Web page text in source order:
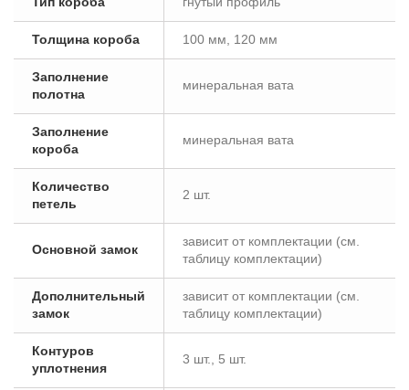
Толщина короба 100 мм, 120 мм
Заполнение
полотна
минеральная вата
Заполнение
короба
минеральная вата
Количество
петель
2 шт.
Основной замок
зависит от комплектации (см.
таблицу комплектации)
Дополнительный
замок
зависит от комплектации (см.
таблицу комплектации)
Контуров
уплотнения
3 шт., 5 шт.